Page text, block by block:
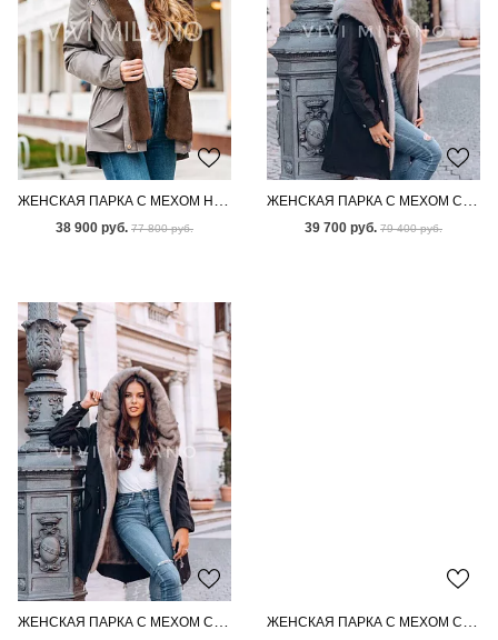
ЖЕНСКАЯ ПАРКА С МЕХОМ НОРКИ
38 900 руб. 77 800 руб.
ЖЕНСКАЯ ПАРКА С МЕХОМ СКАНДИНАВСКОЙ НОРКИ
39 700 руб. 79 400 руб.